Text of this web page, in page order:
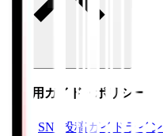
ご利用ガイド・ポリシー
SNS投稿ガイドライン